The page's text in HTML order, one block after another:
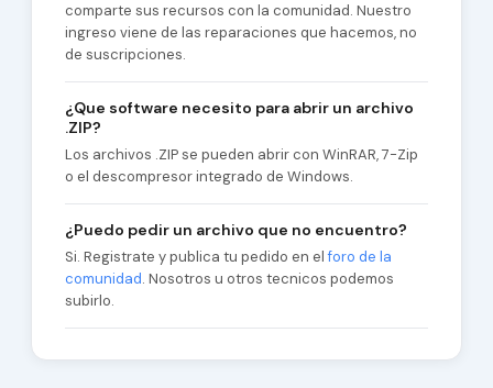
comparte sus recursos con la comunidad. Nuestro
ingreso viene de las reparaciones que hacemos, no
de suscripciones.
¿Que software necesito para abrir un archivo
.ZIP?
Los archivos .ZIP se pueden abrir con WinRAR, 7-Zip
o el descompresor integrado de Windows.
¿Puedo pedir un archivo que no encuentro?
Si. Registrate y publica tu pedido en elforo de la
comunidad. Nosotros u otros tecnicos podemos
subirlo.